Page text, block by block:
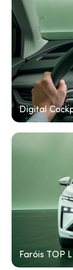
Digital
Faróis TOP